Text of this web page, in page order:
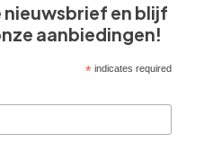
nieuwsbrief en blijf
aanbiedingen!
*indicates required